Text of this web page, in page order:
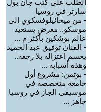
الطلب على كتب جان بول
سارتر في روسيا
- من ميخائيلوفسكوي إلى
موسكو.. معرض يستعيد
عالم بوشكين بأكثر م ...
- الفنان توفيق عبد الحميد
يحسم اعتزاله بلا رجعة..
وهذه أسبابه ...
- بوتمن: مشروع أول
جامعة متخصصة في
موسيقى الجاز في روسيا
جاهز ...